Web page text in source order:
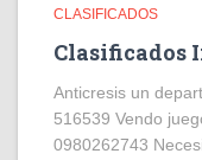
CLASIFICADOS
Clasificados
Anticresis un
516539 Vendo
0980262743